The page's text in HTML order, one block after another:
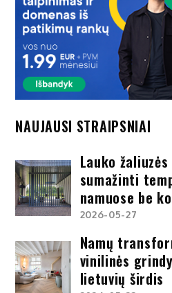
NAUJAUSI STRAIPSNIAI
Lauko
sumažinti
namuose be
2026-05-27
Namų
vinilinės
lietuvių širdis